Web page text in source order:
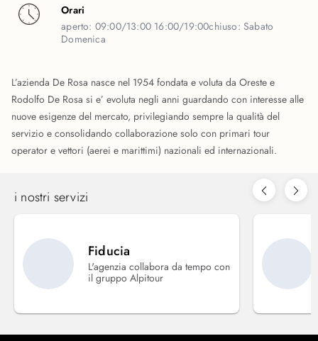
Orari
aperto: 09:00/13:00 16:00/19:00chiuso:Sabato
Domenica
L’azienda De Rosa nasce nel 1954 fondata e voluta da Oreste e
Rodolfo De Rosa si e’ evoluta negli anni guardando con interesse alle
nuove esigenze del mercato, privilegiando sempre la qualità del
servizio e consolidando collaborazione solo con primari tour
operator e vettori (aerei e marittimi) nazionali ed internazionali.
i nostri servizi
Fiducia
L'agenzia collabora da tempo con
il gruppo Alpitour